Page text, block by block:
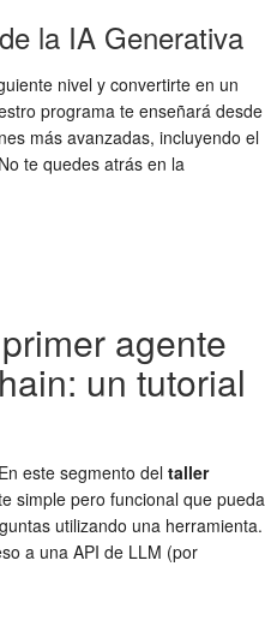
la IA Generativa
nivel y convertirte en un
programa te enseñará desde
más avanzadas, incluyendo el
te quedes atrás en la
agente
un tutorial
este segmento del taller
simple pero funcional que pueda
utilizando una herramienta.
a una API de LLM (por